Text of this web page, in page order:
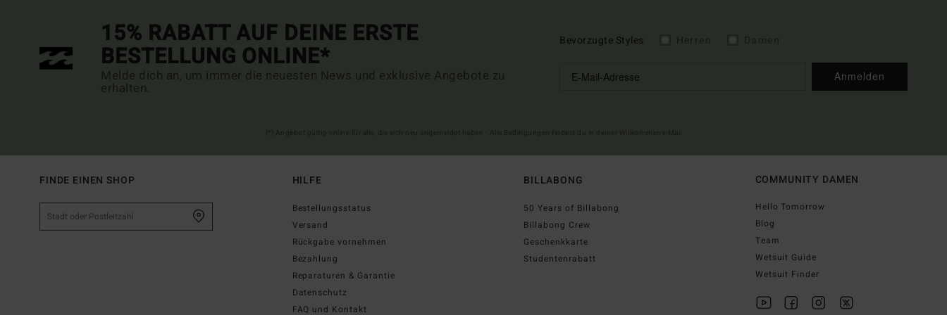
15% RABATT AUF DEINE ERSTE
BESTELLUNG ONLINE*
Melde dich an, um immer die neuesten News und exklusive Angebote zu
erhalten.
Bevorzugte Styles
Anmelden
FINDE EINEN SHOP HILFE
Bestellungsstatus
Versand
Rückgabe vornehmen
Bezahlung
Reparaturen & Garantie
Datenschutz
FAQ und Kontakt
BILLABONG
50 Years of Billabong
Billabong Crew
Geschenkkarte
Studentenrabatt
COMMUNITY DAMEN
Hello Tomorrow
Blog
Team
Wetsuit Guide
Wetsuit Finder